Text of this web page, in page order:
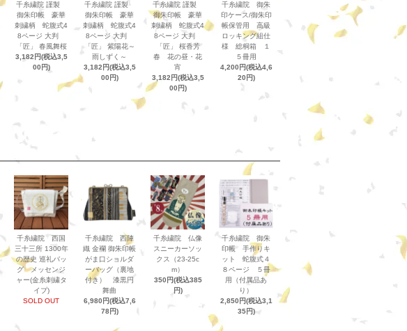
千糸繍院 謹製
御朱印帳 豪華
刺繍柄 蛇腹式4
8ページ 大判
「匠」 春風舞桜
3,182円(税込3,5
00円)
千糸繍院 謹製
御朱印帳 豪華
刺繍柄 蛇腹式4
8ページ 大判
「匠」 紫陽花～
雨しずく～
3,182円(税込3,5
00円)
千糸繍院 謹製
御朱印帳 豪華
刺繍柄 蛇腹式4
8ページ 大判
「匠」 桜香芳
春 花の昼・花
宵
3,182円(税込3,5
00円)
千糸繍院 御朱
印ケース/御朱印
帳保管用 高級
ロッキング組仕
様 総桐箱 １
５冊用
4,200円(税込4,6
20円)
千糸繍院 西国
三十三所 1300年
の歴史 巡礼バッ
グ メッセンジ
ャー(金糸刺繍タ
イプ)
SOLD OUT
千糸繍院 西陣
織 金襴 御朱印帳
がま口ショルダ
ーバッグ（裏地
付き） 漆黒円
舞曲
6,980円(税込7,6
78円)
千糸繍院 仏像
スニーカーソッ
クス（23-25c
m）
350円(税込385
円)
千糸繍院 御朱
印帳 手作りキ
ット 蛇腹式４
８ページ ５冊
用（付属品あ
り）
2,850円(税込3,1
35円)